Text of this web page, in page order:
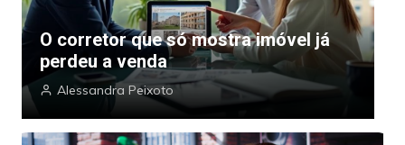
O corretor que só mostra imóvel já
perdeu a venda
Alessandra Peixoto